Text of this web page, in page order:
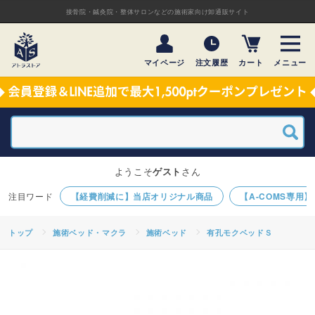
接骨院・鍼灸院・整体サロンなどの施術家向け卸通販サイト
マイページ 注文履歴 カート メニュー
【経費削減に】当店オリジナル商品 【A-COMS専用
ようこそゲスト さん
トップ 施術ベッド・マクラ 施術ベッド 有孔モクベッドＳ